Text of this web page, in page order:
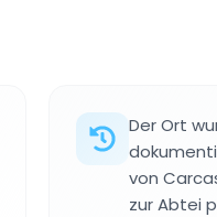
Der Ort
von
zur Abtei